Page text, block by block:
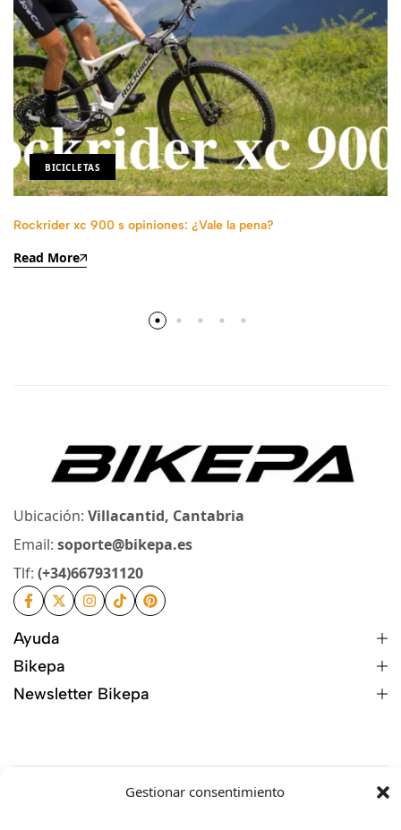
Gestionar consentimiento
BICICLETAS
Rockrider xc 900 s opiniones: ¿Vale la pena?
Read More
Ubicación: Villacantid, Cantabria
Email: soporte@bikepa.es
Tlf: (+34)667931120
Ayuda
Bikepa
Newsletter Bikepa